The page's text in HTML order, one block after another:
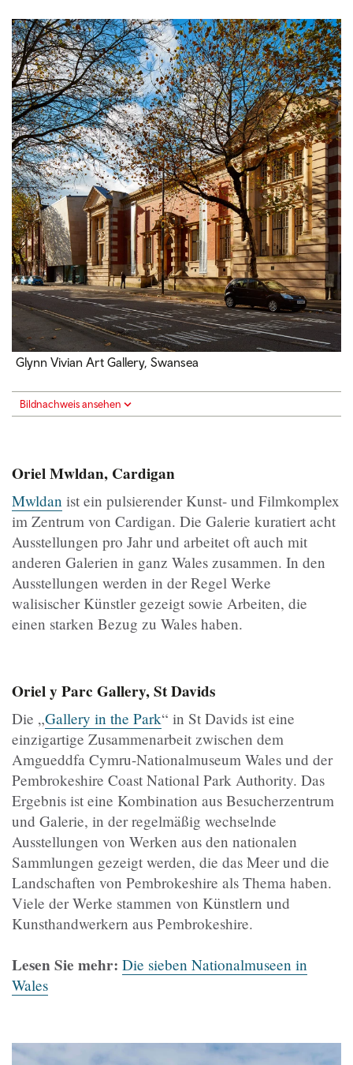
Glynn Vivian Art Gallery, Swansea
Bildnachweis ansehen
Oriel Mwldan, Cardigan
Mwldan ist ein pulsierender Kunst- und Filmkomplex
im Zentrum von Cardigan. Die Galerie kuratiert acht
Ausstellungen pro Jahr und arbeitet oft auch mit
anderen Galerien in ganz Wales zusammen. In den
Ausstellungen werden in der Regel Werke
walisischer Künstler gezeigt sowie Arbeiten, die
einen starken Bezug zu Wales haben.
Oriel y Parc Gallery, St Davids
Die „Gallery in the Park“ in St Davids ist eine
einzigartige Zusammenarbeit zwischen dem
Amgueddfa Cymru-Nationalmuseum Wales und der
Pembrokeshire Coast National Park Authority. Das
Ergebnis ist eine Kombination aus Besucherzentrum
und Galerie, in der regelmäßig wechselnde
Ausstellungen von Werken aus den nationalen
Sammlungen gezeigt werden, die das Meer und die
Landschaften von Pembrokeshire als Thema haben.
Viele der Werke stammen von Künstlern und
Kunsthandwerkern aus Pembrokeshire.
Lesen Sie mehr: Die sieben Nationalmuseen in
Wales